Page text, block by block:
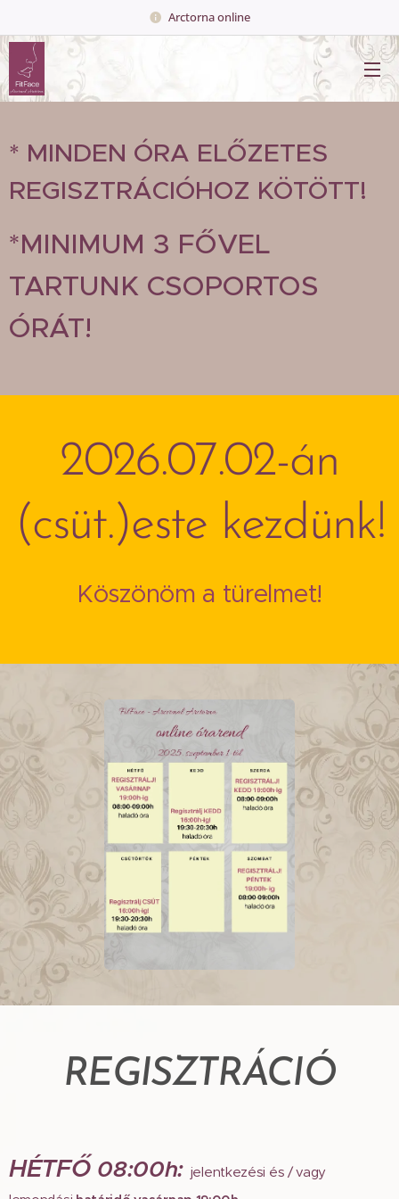
Arctorna online
* MINDEN ÓRA ELŐZETES
REGISZTRÁCIÓHOZ KÖTÖTT!
*MINIMUM 3 FŐVEL
TARTUNK CSOPORTOS
ÓRÁT!
2026.07.02-án
(csüt.)este kezdünk!
Köszönöm a türelmet!
REGISZTRÁCIÓ
HÉTFŐ 08:00h: jelentkezési és / vagy